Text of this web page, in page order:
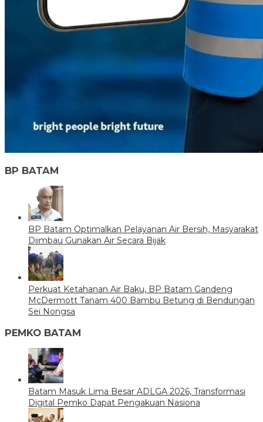
BP BATAM
BP Batam Optimalkan Pelayanan Air Bersih, Masyarakat
Diimbau Gunakan Air Secara Bijak
Perkuat Ketahanan Air Baku, BP Batam Gandeng
McDermott Tanam 400 Bambu Betung di Bendungan
Sei Nongsa
PEMKO BATAM
Batam Masuk Lima Besar ADLGA 2026, Transformasi
Digital Pemko Dapat Pengakuan Nasiona